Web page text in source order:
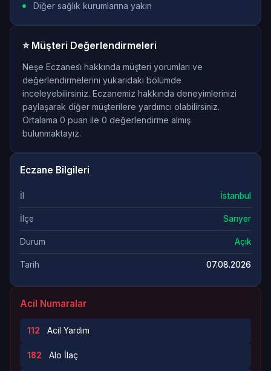
Diğer sağlık kurumlarına yakın
⭐ Müşteri Değerlendirmeleri
Neşe Eczanesi̇ hakkında müşteri yorumları ve
değerlendirmelerini yukarıdaki bölümde
inceleyebilirsiniz. Eczanemiz hakkında deneyimlerinizi
paylaşarak diğer müşterilere yardımcı olabilirsiniz.
Ortalama 0 puan ile 0 değerlendirme almış
bulunmaktayız.
Eczane Bilgileri
İl İstanbul
İlçe Sarıyer
Durum Açık
Tarih 07.08.2026
Acil Numaralar
112 Acil Yardım
182 Alo İlaç